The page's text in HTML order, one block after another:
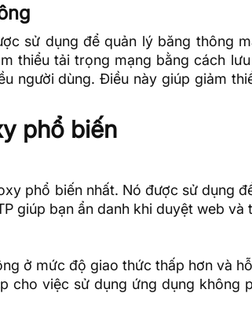
sử dụng để quản lý băng thông
thiểu tải trọng mạng bằng cách
người dùng. Điều này giúp giảm
phổ biến
phổ biến nhất. Nó được sử dụng
giúp bạn ẩn danh khi duyệt web và
ở mức độ giao thức thấp hơn và
cho việc sử dụng ứng dụng không